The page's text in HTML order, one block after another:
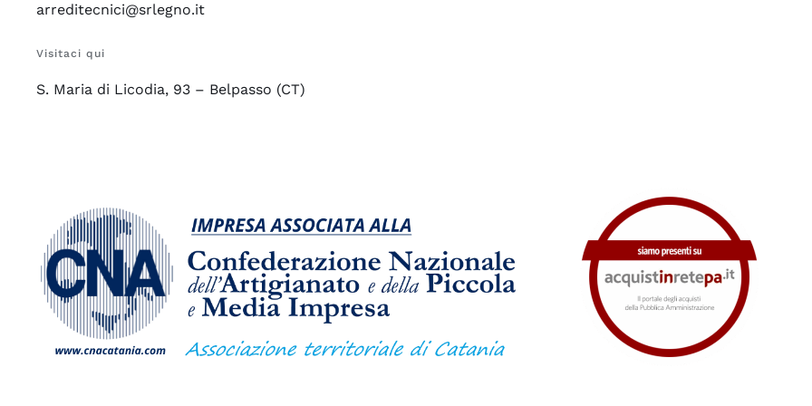
arreditecnici@srlegno.it
Visitaci qui
S. Maria di Licodia, 93 – Belpasso (CT)